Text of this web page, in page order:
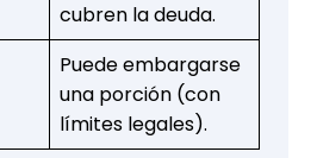
cubren la deuda.
Puede embargarse
una porción (con
límites legales).